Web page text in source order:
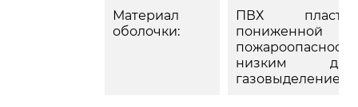
Материал
оболочки:
ПВХ
пониженной
низким
газовыделением